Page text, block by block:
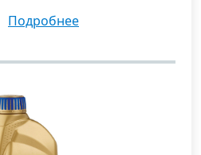
подробнее